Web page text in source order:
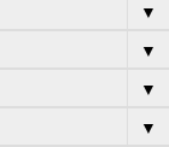
▼
▼
▼
▼